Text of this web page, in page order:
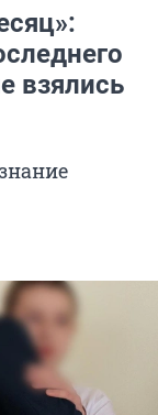
взялись